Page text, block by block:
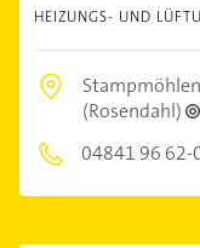
HEIZUNGS- UND
(Rosendahl)
04841 96 62-